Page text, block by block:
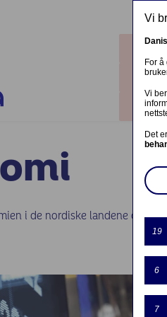
i de nordiske landene og
Vi
For
Vi
Det
19
6
7